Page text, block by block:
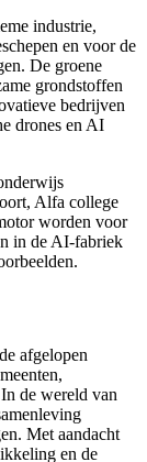
industrie,
en voor de
De groene
grondstoffen
bedrijven
drones en AI
Alfa college
worden voor
in de AI-fabriek
afgelopen
de wereld van
Met aandacht
en de